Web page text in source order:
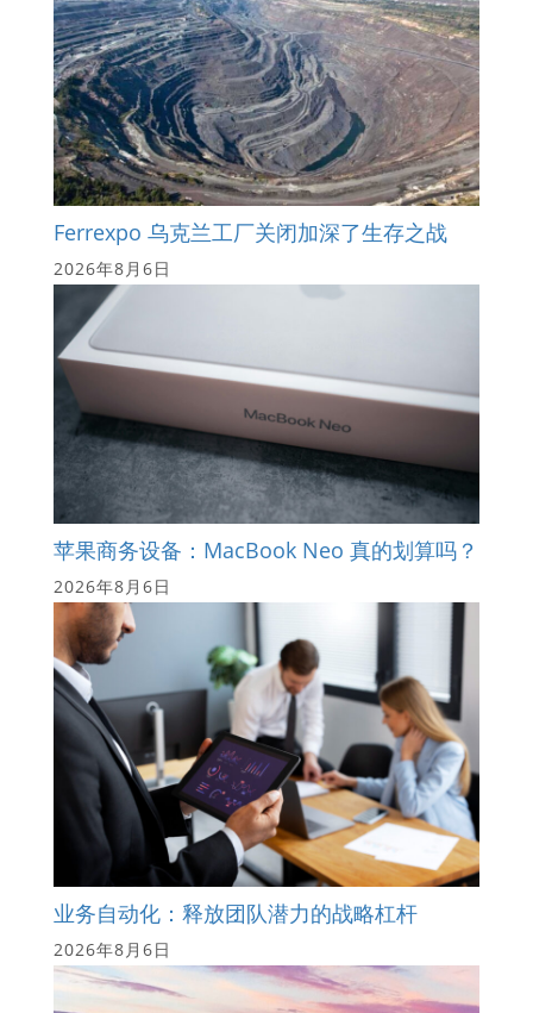
Ferrexpo 乌克兰工厂关闭加深了生存之战
2026年8月6日
苹果商务设备：MacBook Neo 真的划算吗？
2026年8月6日
业务自动化：释放团队潜力的战略杠杆
2026年8月6日